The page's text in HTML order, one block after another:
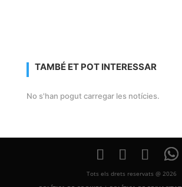
TAMBÉ ET POT INTERESSAR
No s'han pogut carregar les notícies.
Tots els drets reservats @ 2026